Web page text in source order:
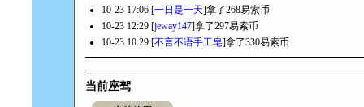
10-23 17:06 [一日是一天]拿了268易索币
10-23 12:29 [jeway147]拿了297易索币
10-23 10:29 [不言不语手工皂]拿了330易索币
当前座驾